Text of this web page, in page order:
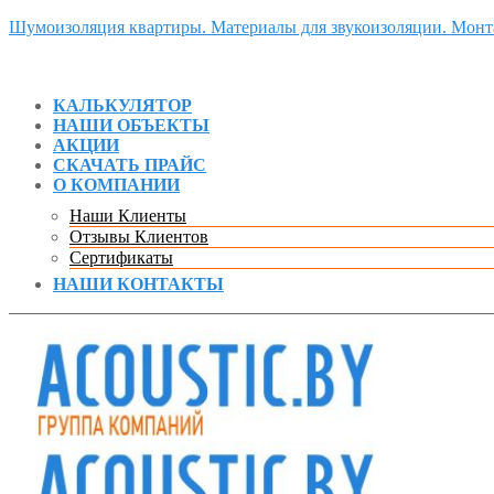
Шумоизоляция квартиры. Материалы для звукоизоляции.
КАЛЬКУЛЯТОР
НАШИ ОБЪЕКТЫ
АКЦИИ
СКАЧАТЬ ПРАЙС
О КОМПАНИИ
Наши Клиенты
Отзывы Клиентов
Сертификаты
НАШИ КОНТАКТЫ